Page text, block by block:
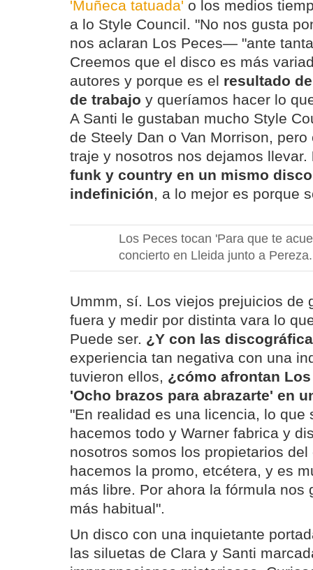
'Muñeca tatuada' o los medios
a lo Style Council. "No nos gusta
nos aclaran Los Peces— "ante
Creemos que el disco es más
autores y porque es el resultado
de trabajo y queríamos hacer lo
A Santi le gustaban mucho Style
de Steely Dan o Van Morrison,
traje y nosotros nos dejamos llevar.
funk y country en un mismo
indefinición, a lo mejor es porque
Los Peces tocan 'Para que te
concierto en Lleida junto a Pereza.
Ummm, sí. Los viejos prejuicios de
fuera y medir por distinta vara lo
Puede ser. ¿Y con las
experiencia tan negativa con una
tuvieron ellos, ¿cómo afrontan
'Ocho brazos para abrazarte' en
"En realidad es una licencia, lo que
hacemos todo y Warner fabrica y
nosotros somos los propietarios
hacemos la promo, etcétera, y es
más libre. Por ahora la fórmula nos
más habitual".
Un disco con una inquietante
las siluetas de Clara y Santi